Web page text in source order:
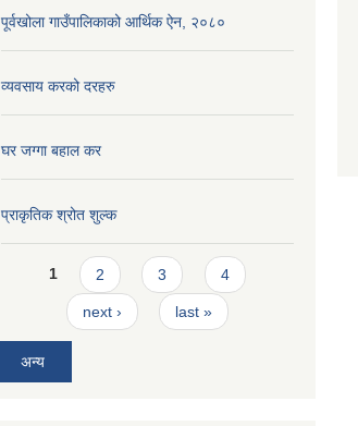
पूर्वखोला गाउँपालिकाको आर्थिक ऐन, २०८०
व्यवसाय करको दरहरु
घर जग्गा बहाल कर
प्राकृतिक श्रोत शुल्क
Pages
1 2 3 4
next › last »
अन्य